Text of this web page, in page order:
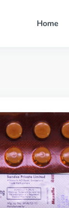
Home